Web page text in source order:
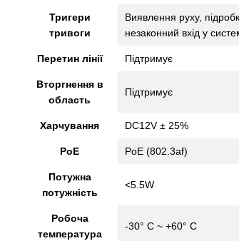
Тригери
тривоги
Виявлення руху,
незаконний вхід у
Перетин лінії Підтримує
Вторгнення в
область
Підтримує
Харчування DC12V ± 25%
PoE PoE (802.3af)
Потужна
потужність
<5.5W
Робоча
температура
-30° C ~ +60° C